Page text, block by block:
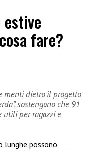
estive
fare?
menti dietro il progetto
sostengono che 91
utili per ragazzi e
lunghe possono